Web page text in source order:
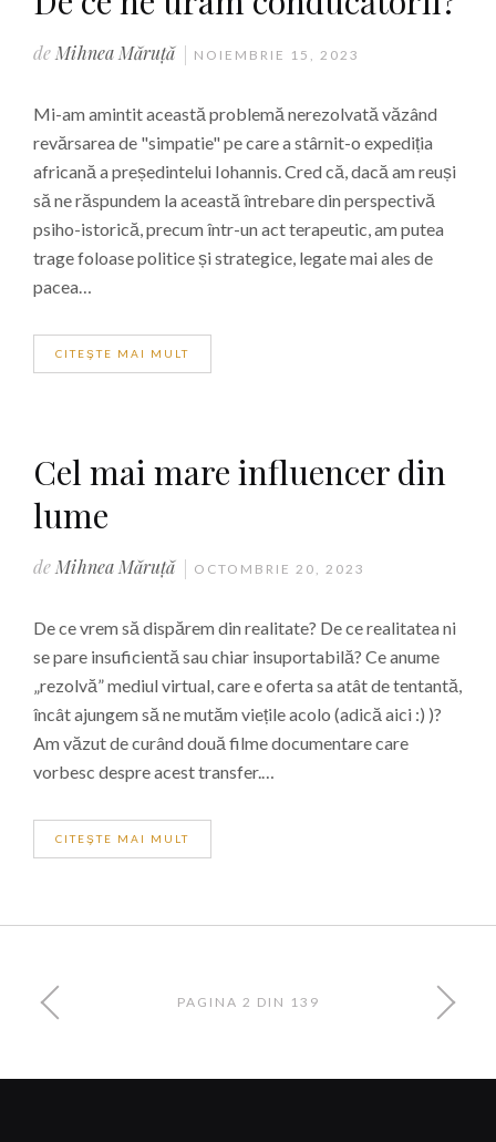
de Mihnea Măruță NOIEMBRIE 15, 2023
Mi-am amintit această problemă nerezolvată văzând
revărsarea de "simpatie" pe care a stârnit-o expediția
africană a președintelui Iohannis. Cred că, dacă am reuși
să ne răspundem la această întrebare din perspectivă
psiho-istorică, precum într-un act terapeutic, am putea
trage foloase politice și strategice, legate mai ales de
pacea…
CITEŞTE MAI MULT
Cel mai mare influencer din
lume
de Mihnea Măruță OCTOMBRIE 20, 2023
De ce vrem să dispărem din realitate? De ce realitatea ni
se pare insuficientă sau chiar insuportabilă? Ce anume
„rezolvă” mediul virtual, care e oferta sa atât de tentantă,
încât ajungem să ne mutăm viețile acolo (adică aici :) )?
Am văzut de curând două filme documentare care
vorbesc despre acest transfer.…
CITEŞTE MAI MULT
NAVIGARE
ARTICOLE
MAI
PAGINA 2 DIN 139
MAI